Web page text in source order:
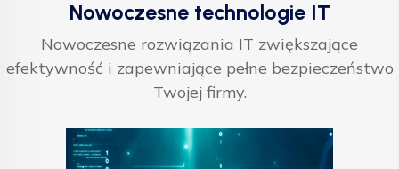
Nowoczesne technologie IT
Nowoczesne rozwiązania IT zwiększające
efektywność i zapewniające pełne bezpieczeństwo
Twojej firmy.